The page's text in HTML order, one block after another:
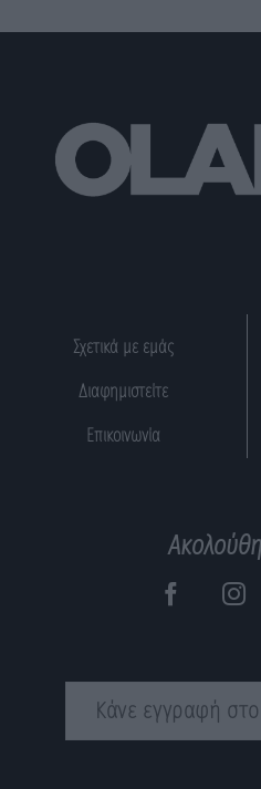
Σχετικά με εμάς
Διαφημιστείτε
Επικοινωνία
Κάνε εγγραφή